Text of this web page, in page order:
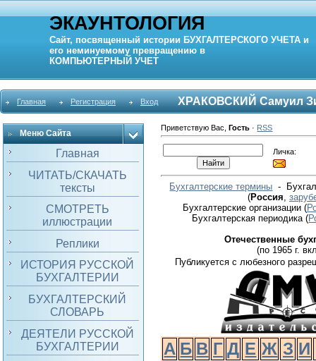
ЭКАУНТОЛОГИЯ
Сайт, посвященный истории БУХГАЛТЕРСКОГО УЧЕТА и
его неминуемому превращению в
КОМПЬЮТЕРНЫЙ УЧЕТ
Главная Регистрация Вход ХРАКОВСКИЙ Самуил
Меню Сайта
Главная
ЧИТАТЬ/СКАЧАТЬ
тексты
СМОТРЕТЬ
иллюстрации
Реплики
ИСТОРИЯ РУССКОЙ
БУХГАЛТЕРИИ
БУХГАЛТЕРСКИЙ
СЛОВАРЬ
ДЕЯТЕЛИ РУССКОЙ
БУХГАЛТЕРИИ
Приветствую Вас ,Гость · RSS
Личка:
Бухгалтерские термины -
(Россия
Бухгалтерские организации (
Бухгалтерская периодика(
Отечественные
(по 1965 г.
Публикуется с любезного
А Б В Г Д Е Ж З И